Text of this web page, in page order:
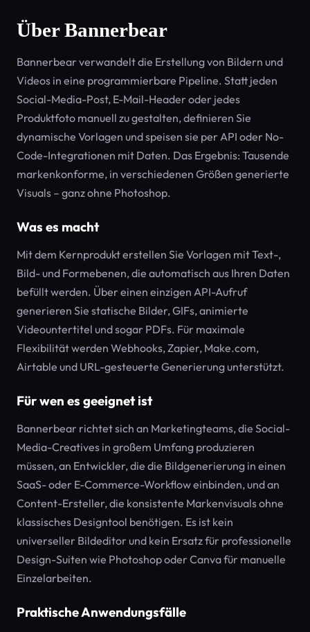
Über Bannerbear
Bannerbear verwandelt die Erstellung von Bildern und
Videos in eine programmierbare Pipeline. Statt jeden
Social-Media-Post, E-Mail-Header oder jedes
Produktfoto manuell zu gestalten, definieren Sie
dynamische Vorlagen und speisen sie per API oder No-
Code-Integrationen mit Daten. Das Ergebnis: Tausende
markenkonforme, in verschiedenen Größen generierte
Visuals – ganz ohne Photoshop.
Was es macht
Mit dem Kernprodukt erstellen Sie Vorlagen mit Text-,
Bild- und Formebenen, die automatisch aus Ihren Daten
befüllt werden. Über einen einzigen API-Aufruf
generieren Sie statische Bilder, GIFs, animierte
Videountertitel und sogar PDFs. Für maximale
Flexibilität werden Webhooks, Zapier, Make.com,
Airtable und URL-gesteuerte Generierung unterstützt.
Für wen es geeignet ist
Bannerbear richtet sich an Marketingteams, die Social-
Media-Creatives in großem Umfang produzieren
müssen, an Entwickler, die die Bildgenerierung in einen
SaaS- oder E-Commerce-Workflow einbinden, und an
Content-Ersteller, die konsistente Markenvisuals ohne
klassisches Designtool benötigen. Es ist kein
universeller Bildeditor und kein Ersatz für professionelle
Design-Suiten wie Photoshop oder Canva für manuelle
Einzelarbeiten.
Praktische Anwendungsfälle